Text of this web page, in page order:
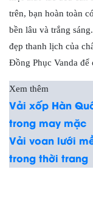
trên, bạn hoàn toàn
bền lâu và trắng
đẹp thanh lịch của
Đồng Phục Vanda
Xem thêm
Vải xốp Hàn
trong may mặc
Vải voan lưới
trong thời trang